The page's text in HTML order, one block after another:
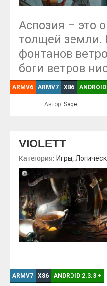
Аспозия – это
толщей земли.
фонтанов
боги ветров
ARMV6 ARMV7 X86
Автор: Sage
VIOLETT
Категория: Игры,
ARMV7 X86 ANDROID 2.3.3 +